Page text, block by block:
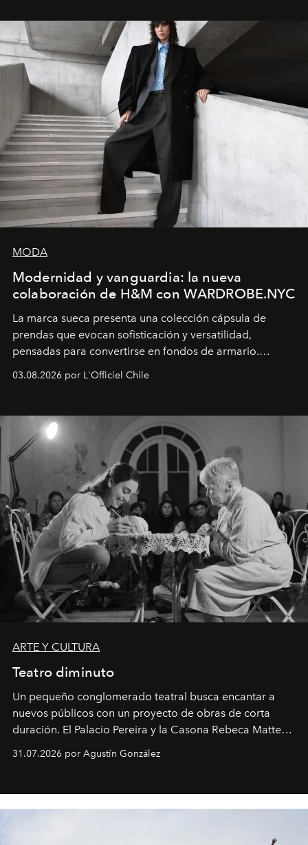
y la filosofía detrás de la propuesta.
MODA
Modernidad y vanguardia: la nueva
colaboración de H&M con WARDROBE.NYC
La marca sueca presenta una colección cápsula de
prendas que evocan sofisticación y versatilidad,
pensadas para convertirse en fondos de armario.
Disponible en Chile desde el 6 de agosto.
03.08.2026 por L'Officiel Chile
ARTE Y CULTURA
Teatro diminuto
Un pequeño conglomerado teatral busca encantar a
nuevos públicos con un proyecto de obras de corta
duración. El Palacio Pereira y la Casona Rebeca Matte
son algunos de los lugares que han albergado estas
miniobras. Sus puestas en escena son limpias; ponen el
31.07.2026 por Agustín González